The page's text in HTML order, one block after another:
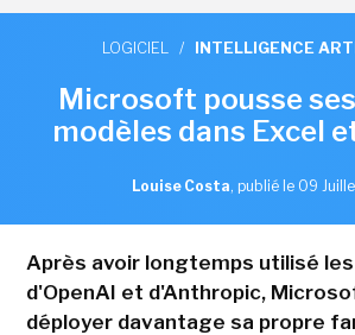
LOGICIEL / INTELLIGENCE
Microsoft pousse
modèles dans Excel
Louise Costa, publié le 09
Après avoir longtemps utilisé
d'OpenAI et d'Anthropic,
déployer davantage sa propre